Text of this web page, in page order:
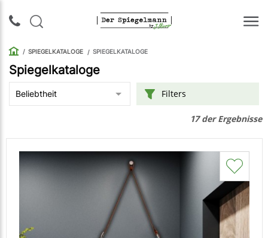
Spiegelkataloge
Spiegelschränke
Galerie
SPIEGELKATALOGE SPIEGELKATALOGE
Spiegelkataloge
Beliebtheit Filters
17der Ergebnisse